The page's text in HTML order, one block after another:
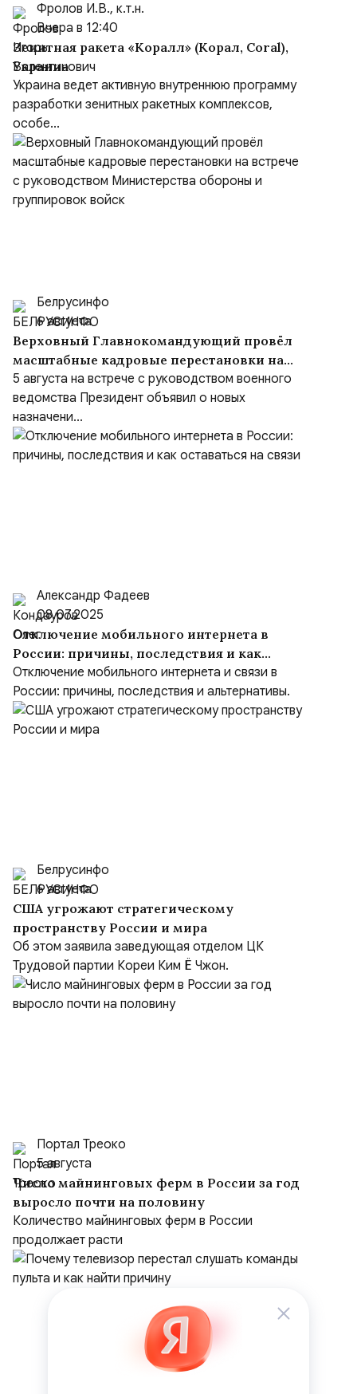
Фролов И.В., к.т.н.
Вчера в 12:40
Зенитная ракета «Коралл» (Корал, Coral),
Украина
Украина ведет активную внутреннюю программу
разработки зенитных ракетных комплексов,
особе...
Белрусинфо
6 августа
Верховный Главнокомандующий провёл
масштабные кадровые перестановки на
встрече с руководством Министерства
обороны и группировок войск
5 августа на встрече с руководством военного
ведомства Президент объявил о новых
назначени...
Александр Фадеев
08.07.2025
Отключение мобильного интернета в
России: причины, последствия и как
оставаться на связи
Отключение мобильного интернета и связи в
России: причины, последствия и альтернативы.
Белрусинфо
6 августа
США угрожают стратегическому
пространству России и мира
Об этом заявила заведующая отделом ЦК
Трудовой партии Кореи Ким Ё Чжон.
Портал Треоко
5 августа
Число майнинговых ферм в России за год
выросло почти на половину
Количество майнинговых ферм в России
продолжает расти